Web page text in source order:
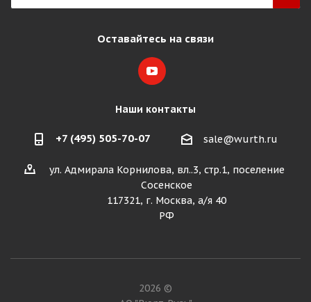
Оставайтесь на связи
Наши контакты
+7 (495) 505-70-07 sale@wurth.ru
ул. Адмирала Корнилова, вл..3, стр.1, поселение
Сосенское
117321, г. Москва, а/я 40
РФ
2026 ©